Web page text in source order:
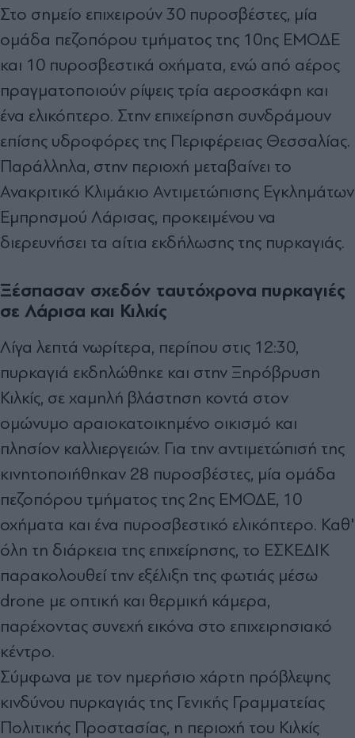
Στο σημείο επιχειρούν 30 πυροσβέστες, μία
ομάδα πεζοπόρου τμήματος της 10ης ΕΜΟΔΕ
και 10 πυροσβεστικά οχήματα, ενώ από αέρος
πραγματοποιούν ρίψεις τρία αεροσκάφη και
ένα ελικόπτερο. Στην επιχείρηση συνδράμουν
επίσης υδροφόρες της Περιφέρειας Θεσσαλίας.
Παράλληλα, στην περιοχή μεταβαίνει το
Ανακριτικό Κλιμάκιο Αντιμετώπισης Εγκλημάτων
Εμπρησμού Λάρισας, προκειμένου να
διερευνήσει τα αίτια εκδήλωσης της πυρκαγιάς.
Ξέσπασαν σχεδόν ταυτόχρονα πυρκαγιές
σε Λάρισα και Κιλκίς
Λίγα λεπτά νωρίτερα, περίπου στις 12:30,
πυρκαγιά εκδηλώθηκε και στην Ξηρόβρυση
Κιλκίς, σε χαμηλή βλάστηση κοντά στον
ομώνυμο αραιοκατοικημένο οικισμό και
πλησίον καλλιεργειών. Για την αντιμετώπισή της
κινητοποιήθηκαν 28 πυροσβέστες, μία ομάδα
πεζοπόρου τμήματος της 2ης ΕΜΟΔΕ, 10
οχήματα και ένα πυροσβεστικό ελικόπτερο. Καθ'
όλη τη διάρκεια της επιχείρησης, το ΕΣΚΕΔΙΚ
παρακολουθεί την εξέλιξη της φωτιάς μέσω
drone με οπτική και θερμική κάμερα,
παρέχοντας συνεχή εικόνα στο επιχειρησιακό
κέντρο.
Σύμφωνα με τον ημερήσιο χάρτη πρόβλεψης
κινδύνου πυρκαγιάς της Γενικής Γραμματείας
Πολιτικής Προστασίας, η περιοχή του Κιλκίς